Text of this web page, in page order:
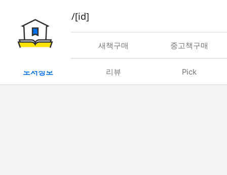
book/rent/[id]
대여 새책구매 중고책구매
도서정보 리뷰 Pick